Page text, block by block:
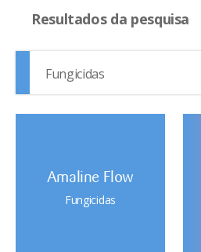
Resultados da pesquisa
Fungicidas
Amaline Flow
Fungicidas